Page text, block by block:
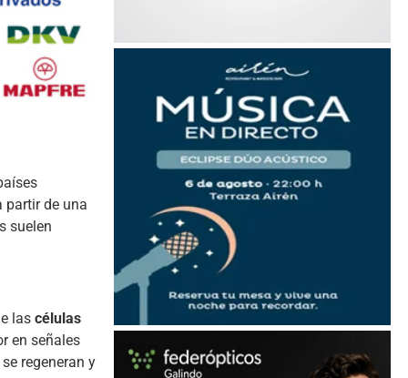
partir de una
suelen
las células
en señales
regeneran y